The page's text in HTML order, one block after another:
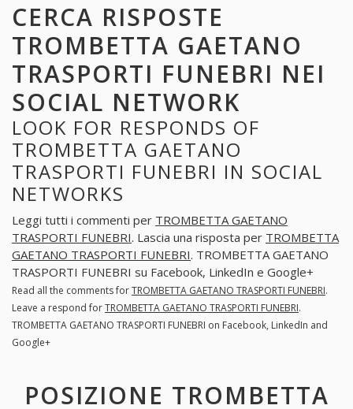
CERCA RISPOSTE
TROMBETTA GAETANO
TRASPORTI FUNEBRI NEI
SOCIAL NETWORK
LOOK FOR RESPONDS OF
TROMBETTA GAETANO
TRASPORTI FUNEBRI IN SOCIAL
NETWORKS
Leggi tutti i commenti per TROMBETTA GAETANO
TRASPORTI FUNEBRI. Lascia una risposta per TROMBETTA
GAETANO TRASPORTI FUNEBRI. TROMBETTA GAETANO
TRASPORTI FUNEBRI su Facebook, LinkedIn e Google+
Read all the comments forTROMBETTA GAETANO TRASPORTI FUNEBRI.
Leave a respond forTROMBETTA GAETANO TRASPORTI FUNEBRI.
TROMBETTA GAETANO TRASPORTI FUNEBRI on Facebook, LinkedIn and
Google+
POSIZIONE TROMBETTA